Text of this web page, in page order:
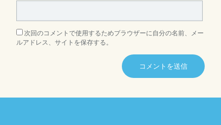
次回のコメントで使用するためブラウザーに自分の名前、メー
ルアドレス、サイトを保存する。